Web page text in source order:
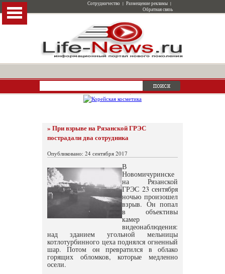
Сотрудничество | Размещение рекламы |
Обратная связь
» При взрыве на Рязанской ГРЭС
пострадали два сотрудника
Опубликовано: 24 сентября 2017
В
Новомичуринске
на Рязанской
ГРЭС 23 сентября
ночью произошел
взрыв. Он попал
в объективы
камер
видеонаблюдения:
над зданием угольной мельницы
котлотурбинного цеха поднялся огненный
шар. Потом он превратился в облако
горящих обломков, которые медленно
осели.